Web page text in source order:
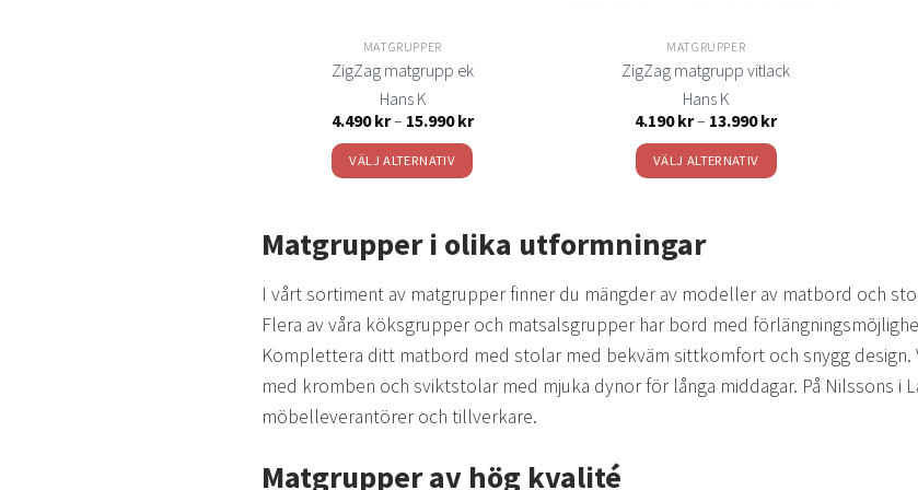
produktsidan
produktsidan
MATGRUPPER
ZigZag matgrupp ek
Hans K
4.490kr– 15.990krPrisintervall:
till
15.990 kr
VÄLJ ALTERNATIV
produkten
flera
varianter.
De
olika
alternativen
MATGRUPPER
ZigZag matgrupp vitlack
Hans K
4.190kr– 13.990krPrisintervall:
till
13.990 kr
VÄLJ ALTERNATIV
produkten
flera
varianter.
De
olika
Matgrupper i olika utformningar
I vårt sortiment av matgrupper finner du mängder av modeller av matbord och
Flera av våra köksgrupper och matsalsgrupper har bord med
Komplettera ditt matbord med stolar med bekväm sittkomfort och snygg
med kromben och sviktstolar med mjuka dynor för långa middagar. På Nilssons
möbelleverantörer och tillverkare.
Matgrupper av hög kvalité